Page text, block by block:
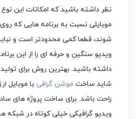
نظر داشته باشید که امکانات این
موبایلی نسبت به برنامه هایی که
شوند، قطعا کمی محدودتر است و
ویدیو سنگین و حرفه ای را از این
داشته باشید. بهترین روش برای تولید
شاید ساخت موشن گرافی با موبایل
راحت باشد. برای ساخت پروژه های
ویدیو گرافیکی خیلی کوتاه در شبکه